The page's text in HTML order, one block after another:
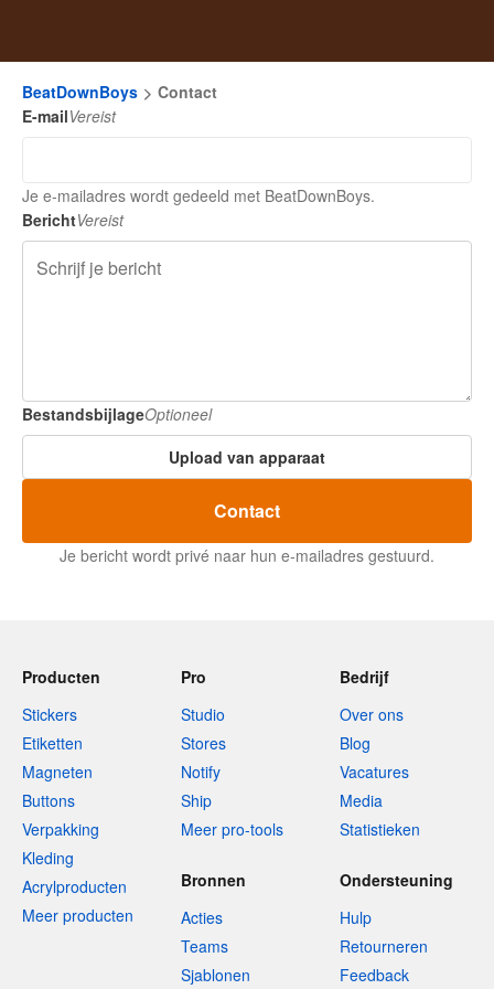
BeatDownBoys
Contact
E-mailVereist
Je e-mailadres wordt gedeeld met BeatDownBoys.
BerichtVereist
BestandsbijlageOptioneel
Upload van apparaat
Contact
Je bericht wordt privé naar hun e-mailadres gestuurd.
Producten
Stickers
Etiketten
Magneten
Buttons
Verpakking
Kleding
Acrylproducten
Meer producten
Pro
Studio
Stores
Notify
Ship
Meer pro-tools
Bedrijf
Over ons
Blog
Vacatures
Media
Statistieken
Bronnen
Acties
Teams
Sjablonen
Ondersteuning
Hulp
Retourneren
Feedback